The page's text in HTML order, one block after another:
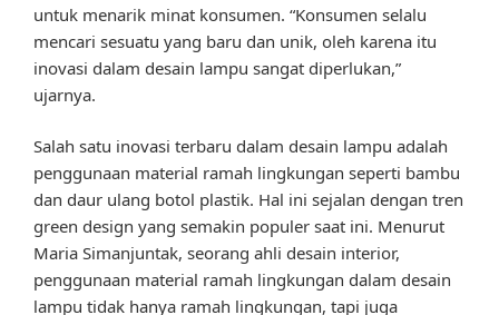
untuk menarik minat konsumen. “Konsumen selalu
mencari sesuatu yang baru dan unik, oleh karena itu
inovasi dalam desain lampu sangat diperlukan,”
ujarnya.
Salah satu inovasi terbaru dalam desain lampu adalah
penggunaan material ramah lingkungan seperti bambu
dan daur ulang botol plastik. Hal ini sejalan dengan tren
green design yang semakin populer saat ini. Menurut
Maria Simanjuntak, seorang ahli desain interior,
penggunaan material ramah lingkungan dalam desain
lampu tidak hanya ramah lingkungan, tapi juga